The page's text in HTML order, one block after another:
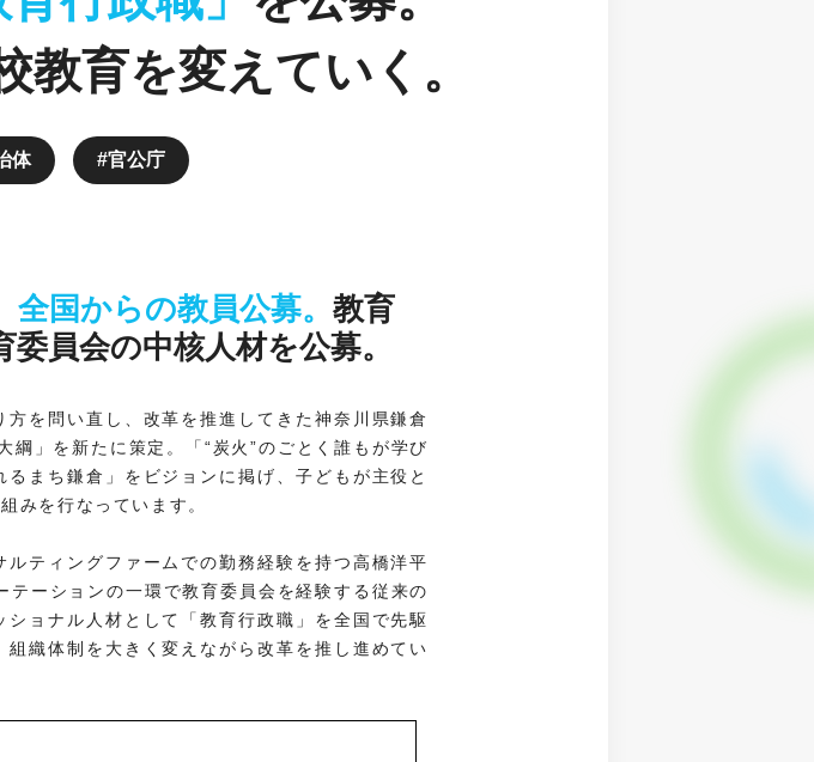
教育を変えていく。
体 官公庁
国からの教員公募。 教育
員会の中核人材を公募。
を問い直し、改革を推進してきた神奈川県鎌倉
」を新たに策定。「“炭火”のごとく誰もが学び
まち鎌倉」をビジョンに掲げ、子どもが主役と
みを行なっています。
ティングファームでの勤務経験を持つ高橋洋平
ーションの一環で教育委員会を経験する従来の
ョナル人材として「教育行政職」を全国で先駆
織体制を大きく変えながら改革を推し進めてい